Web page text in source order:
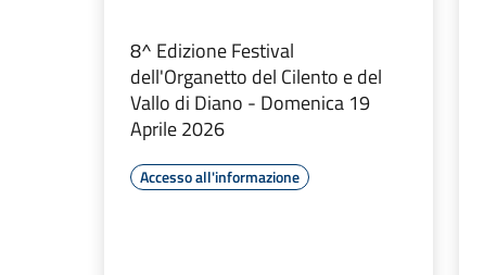
8^ Edizione Festival
dell'Organetto del Cilento e del
Vallo di Diano - Domenica 19
Aprile 2026
Accesso all'informazione